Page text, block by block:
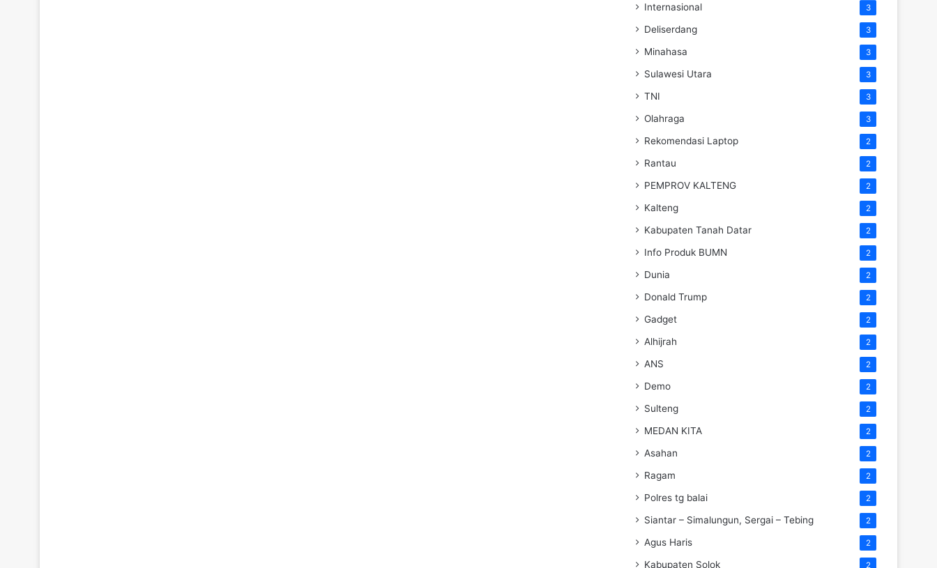
Internasional 3
Deliserdang 3
Minahasa 3
Sulawesi Utara 3
TNI 3
Olahraga 3
Rekomendasi Laptop 2
Rantau 2
PEMPROV KALTENG 2
Kalteng 2
Kabupaten Tanah Datar 2
Info Produk BUMN 2
Dunia 2
Donald Trump 2
Gadget 2
Alhijrah 2
ANS 2
Demo 2
Sulteng 2
MEDAN KITA 2
Asahan 2
Ragam 2
Polres tg balai 2
Siantar – Simalungun, Sergai – Tebing 2
Agus Haris 2
Kabupaten Solok 2